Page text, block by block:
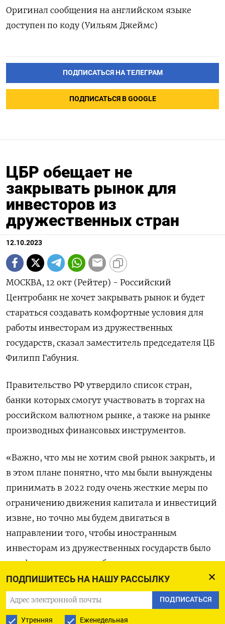
ПОДПИШИТЕСЬ НА НАШУ РАССЫЛКУ
ПОДПИСАТЬСЯ
Утренняя Еженедельная
Оригинал сообщения на английском языке
доступен по коду (Уильям Джеймс)
ПОДПИСАТЬСЯ НА ТЕЛЕГРАМ
ПОДПИСАТЬСЯ В GOOGLE
ЦБР обещает не
закрывать рынок для
инвесторов из
дружественных стран
12.10.2023
МОСКВА, 12 окт (Рейтер) - Российский
Центробанк не хочет закрывать рынок и будет
стараться создавать комфортные условия для
работы инвесторам из дружественных
государств, сказал заместитель председателя ЦБ
Филипп Габуния.
Правительство РФ утвердило список стран,
банки которых смогут участвовать в торгах на
российском валютном рынке, а также на рынке
производных финансовых инструментов.
«Важно, что мы не хотим свой рынок закрыть, и
в этом плане понятно, что мы были вынуждены
принимать в 2022 году очень жесткие меры по
ограничению движения капитала и инвестиций
извне, но точно мы будем двигаться в
направлении того, чтобы иностранным
инвесторам из дружественных государств было
комфортно с учетом обстоятельств
инвестировать, если они захотят, в нашу
экономику», - сказал он, выступая на Уральской
конференции НАУФОР.